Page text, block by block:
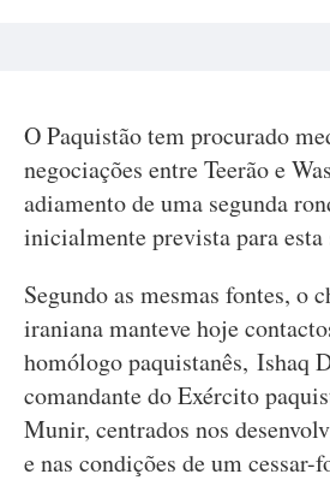
O Paquistão tem procurado
negociações entre Teerão e
adiamento de uma segunda
inicialmente prevista para esta
Segundo as mesmas fontes, o
iraniana manteve hoje
homólogo paquistanês, Ishaq
comandante do Exército
Munir, centrados nos
e nas condições de um cessar-